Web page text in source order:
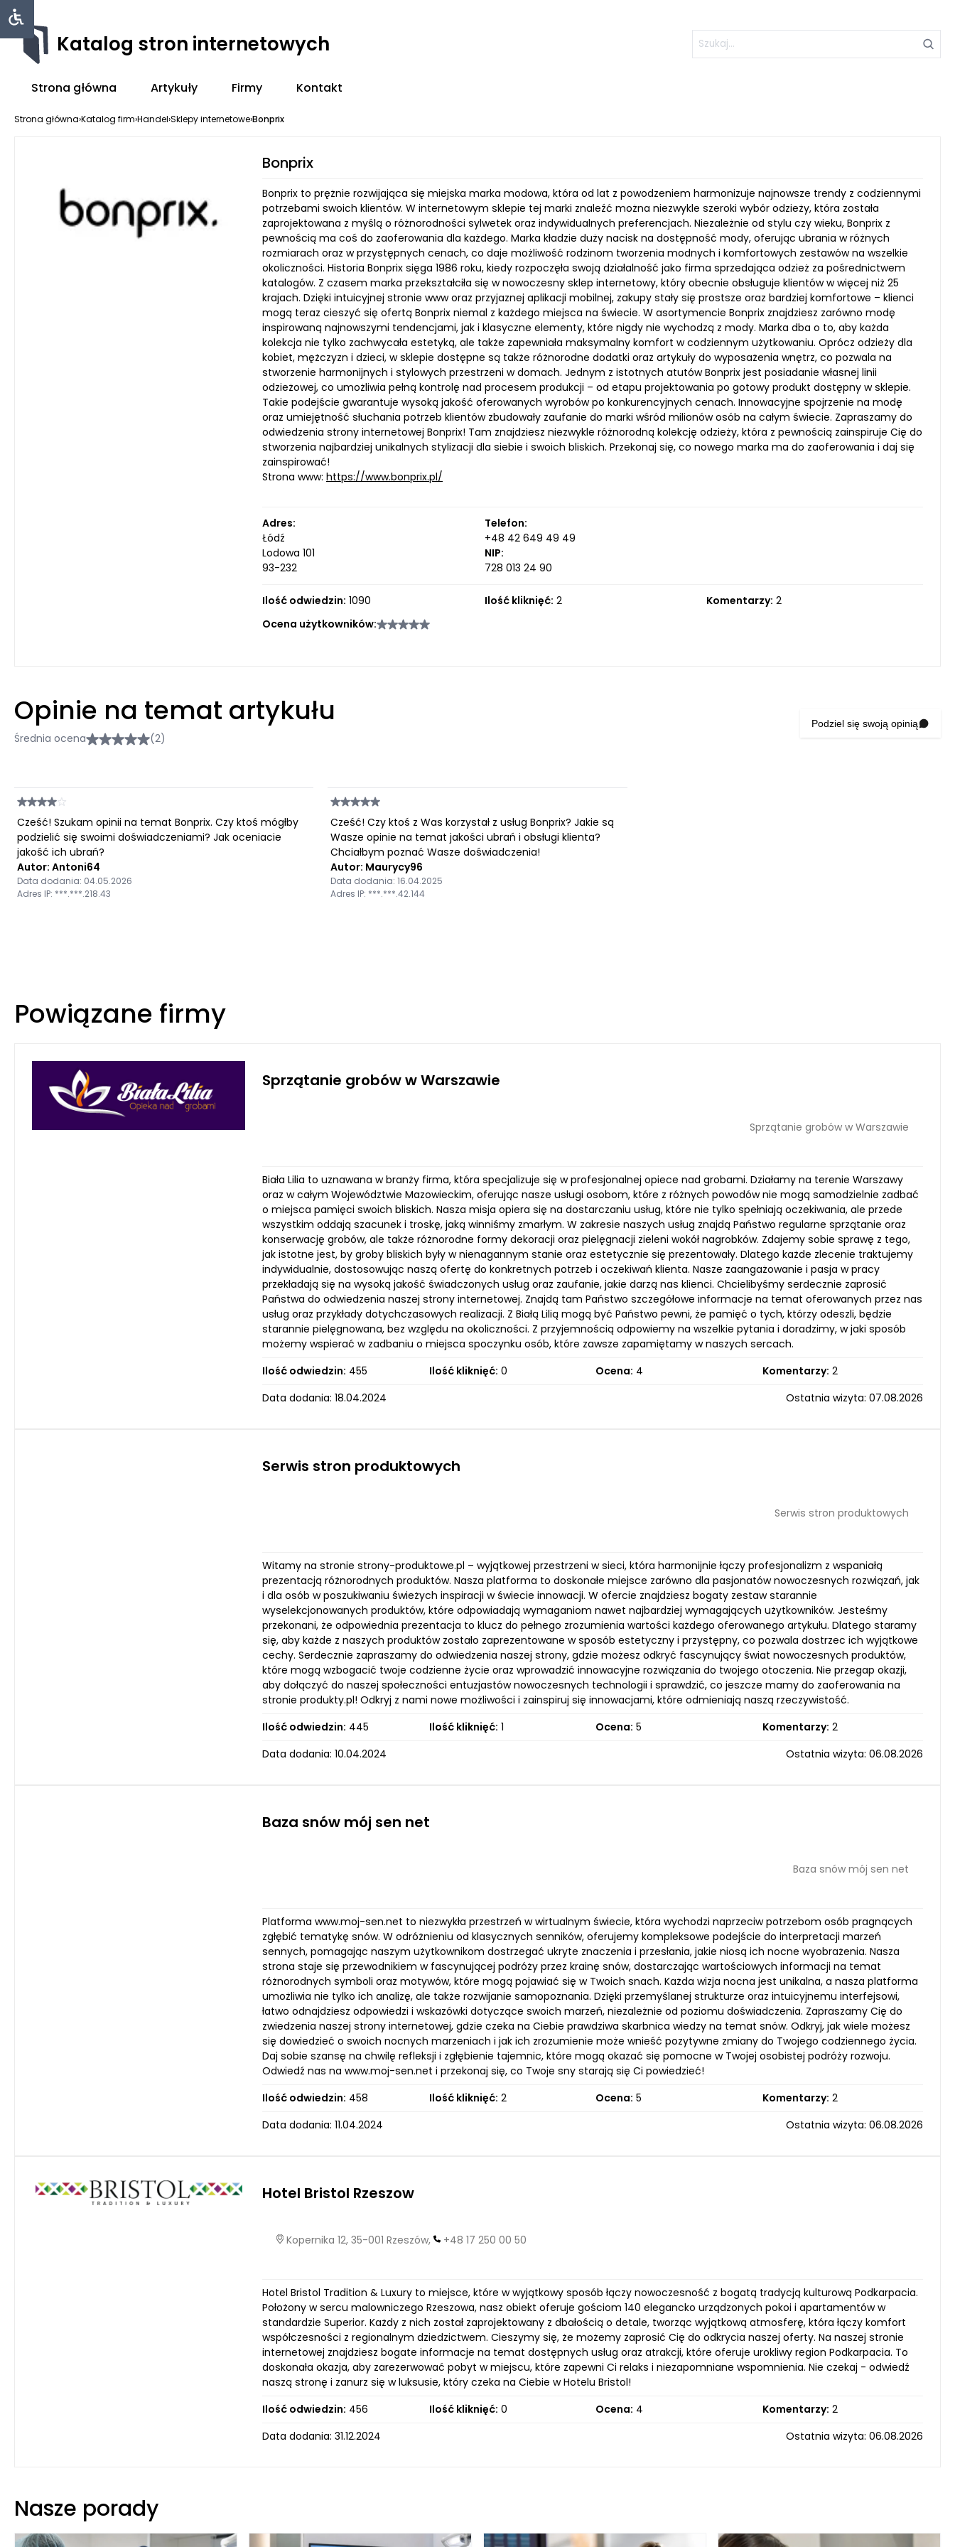
Katalog stron internetowych
Strona główna Artykuły Firmy Kontakt
Strona główna›Katalog firm›Handel›Sklepy internetowe›Bonprix
Bonprix
Bonprix to prężnie rozwijająca się miejska marka modowa, która od lat z powodzeniem harmonizuje najnowsze trendy z codziennymi
potrzebami swoich klientów. W internetowym sklepie tej marki znaleźć można niezwykle szeroki wybór odzieży, która została
zaprojektowana z myślą o różnorodności sylwetek oraz indywidualnych preferencjach. Niezależnie od stylu czy wieku, Bonprix z
pewnością ma coś do zaoferowania dla każdego. Marka kładzie duży nacisk na dostępność mody, oferując ubrania w różnych
rozmiarach oraz w przystępnych cenach, co daje możliwość rodzinom tworzenia modnych i komfortowych zestawów na wszelkie
okoliczności. Historia Bonprix sięga 1986 roku, kiedy rozpoczęła swoją działalność jako firma sprzedająca odzież za pośrednictwem
katalogów. Z czasem marka przekształciła się w nowoczesny sklep internetowy, który obecnie obsługuje klientów w więcej niż 25
krajach. Dzięki intuicyjnej stronie www oraz przyjaznej aplikacji mobilnej, zakupy stały się prostsze oraz bardziej komfortowe – klienci
mogą teraz cieszyć się ofertą Bonprix niemal z każdego miejsca na świecie. W asortymencie Bonprix znajdziesz zarówno modę
inspirowaną najnowszymi tendencjami, jak i klasyczne elementy, które nigdy nie wychodzą z mody. Marka dba o to, aby każda
kolekcja nie tylko zachwycała estetyką, ale także zapewniała maksymalny komfort w codziennym użytkowaniu. Oprócz odzieży dla
kobiet, mężczyzn i dzieci, w sklepie dostępne są także różnorodne dodatki oraz artykuły do wyposażenia wnętrz, co pozwala na
stworzenie harmonijnych i stylowych przestrzeni w domach. Jednym z istotnych atutów Bonprix jest posiadanie własnej linii
odzieżowej, co umożliwia pełną kontrolę nad procesem produkcji – od etapu projektowania po gotowy produkt dostępny w sklepie.
Takie podejście gwarantuje wysoką jakość oferowanych wyrobów po konkurencyjnych cenach. Innowacyjne spojrzenie na modę
oraz umiejętność słuchania potrzeb klientów zbudowały zaufanie do marki wśród milionów osób na całym świecie. Zapraszamy do
odwiedzenia strony internetowej Bonprix! Tam znajdziesz niezwykle różnorodną kolekcję odzieży, która z pewnością zainspiruje Cię do
stworzenia najbardziej unikalnych stylizacji dla siebie i swoich bliskich. Przekonaj się, co nowego marka ma do zaoferowania i daj się
zainspirować!
Strona www: https://www.bonprix.pl/
Adres:
Łódź
Lodowa 101
93-232
Telefon:
+48 42 649 49 49
NIP:
728 013 24 90
Ilość odwiedzin: 1090 Ilość kliknięć: 2 Komentarzy: 2
Ocena użytkowników:
Opinie na temat artykułu
Średnia ocena (2)
Podziel się swoją opinią
Cześć! Szukam opinii na temat Bonprix. Czy ktoś mógłby
podzielić się swoimi doświadczeniami? Jak oceniacie
jakość ich ubrań?
Autor: Antoni64
Data dodania: 04.05.2026
Adres IP: ***.***.218.43
Cześć! Czy ktoś z Was korzystał z usług Bonprix? Jakie są
Wasze opinie na temat jakości ubrań i obsługi klienta?
Chciałbym poznać Wasze doświadczenia!
Autor: Maurycy96
Data dodania: 16.04.2025
Adres IP: ***.***.42.144
Powiązane firmy
Sprzątanie grobów w Warszawie
Sprzątanie grobów w Warszawie
Biała Lilia to uznawana w branży firma, która specjalizuje się w profesjonalnej opiece nad grobami. Działamy na terenie Warszawy
oraz w całym Województwie Mazowieckim, oferując nasze usługi osobom, które z różnych powodów nie mogą samodzielnie zadbać
o miejsca pamięci swoich bliskich. Nasza misja opiera się na dostarczaniu usług, które nie tylko spełniają oczekiwania, ale przede
wszystkim oddają szacunek i troskę, jaką winniśmy zmarłym. W zakresie naszych usług znajdą Państwo regularne sprzątanie oraz
konserwację grobów, ale także różnorodne formy dekoracji oraz pielęgnacji zieleni wokół nagrobków. Zdajemy sobie sprawę z tego,
jak istotne jest, by groby bliskich były w nienagannym stanie oraz estetycznie się prezentowały. Dlatego każde zlecenie traktujemy
indywidualnie, dostosowując naszą ofertę do konkretnych potrzeb i oczekiwań klienta. Nasze zaangażowanie i pasja w pracy
przekładają się na wysoką jakość świadczonych usług oraz zaufanie, jakie darzą nas klienci. Chcielibyśmy serdecznie zaprosić
Państwa do odwiedzenia naszej strony internetowej. Znajdą tam Państwo szczegółowe informacje na temat oferowanych przez nas
usług oraz przykłady dotychczasowych realizacji. Z Białą Lilią mogą być Państwo pewni, że pamięć o tych, którzy odeszli, będzie
starannie pielęgnowana, bez względu na okoliczności. Z przyjemnością odpowiemy na wszelkie pytania i doradzimy, w jaki sposób
możemy wspierać w zadbaniu o miejsca spoczynku osób, które zawsze zapamiętamy w naszych sercach.
Ilość odwiedzin: 455 Ilość kliknięć: 0 Ocena: 4 Komentarzy: 2
Data dodania: 18.04.2024
Ostatnia wizyta: 07.08.2026
Serwis stron produktowych
Serwis stron produktowych
Witamy na stronie strony-produktowe.pl – wyjątkowej przestrzeni w sieci, która harmonijnie łączy profesjonalizm z wspaniałą
prezentacją różnorodnych produktów. Nasza platforma to doskonałe miejsce zarówno dla pasjonatów nowoczesnych rozwiązań, jak
i dla osób w poszukiwaniu świeżych inspiracji w świecie innowacji. W ofercie znajdziesz bogaty zestaw starannie
wyselekcjonowanych produktów, które odpowiadają wymaganiom nawet najbardziej wymagających użytkowników. Jesteśmy
przekonani, że odpowiednia prezentacja to klucz do pełnego zrozumienia wartości każdego oferowanego artykułu. Dlatego staramy
się, aby każde z naszych produktów zostało zaprezentowane w sposób estetyczny i przystępny, co pozwala dostrzec ich wyjątkowe
cechy. Serdecznie zapraszamy do odwiedzenia naszej strony, gdzie możesz odkryć fascynujący świat nowoczesnych produktów,
które mogą wzbogacić twoje codzienne życie oraz wprowadzić innowacyjne rozwiązania do twojego otoczenia. Nie przegap okazji,
aby dołączyć do naszej społeczności entuzjastów nowoczesnych technologii i sprawdzić, co jeszcze mamy do zaoferowania na
stronie produkty.pl! Odkryj z nami nowe możliwości i zainspiruj się innowacjami, które odmieniają naszą rzeczywistość.
Ilość odwiedzin: 445 Ilość kliknięć: 1 Ocena: 5 Komentarzy: 2
Data dodania: 10.04.2024
Ostatnia wizyta: 06.08.2026
Baza snów mój sen net
Baza snów mój sen net
Platforma www.moj-sen.net to niezwykła przestrzeń w wirtualnym świecie, która wychodzi naprzeciw potrzebom osób pragnących
zgłębić tematykę snów. W odróżnieniu od klasycznych senników, oferujemy kompleksowe podejście do interpretacji marzeń
sennych, pomagając naszym użytkownikom dostrzegać ukryte znaczenia i przesłania, jakie niosą ich nocne wyobrażenia. Nasza
strona staje się przewodnikiem w fascynującej podróży przez krainę snów, dostarczając wartościowych informacji na temat
różnorodnych symboli oraz motywów, które mogą pojawiać się w Twoich snach. Każda wizja nocna jest unikalna, a nasza platforma
umożliwia nie tylko ich analizę, ale także rozwijanie samopoznania. Dzięki przemyślanej strukturze oraz intuicyjnemu interfejsowi,
łatwo odnajdziesz odpowiedzi i wskazówki dotyczące swoich marzeń, niezależnie od poziomu doświadczenia. Zapraszamy Cię do
zwiedzenia naszej strony internetowej, gdzie czeka na Ciebie prawdziwa skarbnica wiedzy na temat snów. Odkryj, jak wiele możesz
się dowiedzieć o swoich nocnych marzeniach i jak ich zrozumienie może wnieść pozytywne zmiany do Twojego codziennego życia.
Daj sobie szansę na chwilę refleksji i zgłębienie tajemnic, które mogą okazać się pomocne w Twojej osobistej podróży rozwoju.
Odwiedź nas na www.moj-sen.net i przekonaj się, co Twoje sny starają się Ci powiedzieć!
Ilość odwiedzin: 458 Ilość kliknięć: 2 Ocena: 5 Komentarzy: 2
Data dodania: 11.04.2024
Ostatnia wizyta: 06.08.2026
Hotel Bristol Rzeszow
Kopernika 12, 35-001 Rzeszów, +48 17 250 00 50
Hotel Bristol Tradition & Luxury to miejsce, które w wyjątkowy sposób łączy nowoczesność z bogatą tradycją kulturową Podkarpacia.
Położony w sercu malowniczego Rzeszowa, nasz obiekt oferuje gościom 140 elegancko urządzonych pokoi i apartamentów w
standardzie Superior. Każdy z nich został zaprojektowany z dbałością o detale, tworząc wyjątkową atmosferę, która łączy komfort
współczesności z regionalnym dziedzictwem. Cieszymy się, że możemy zaprosić Cię do odkrycia naszej oferty. Na naszej stronie
internetowej znajdziesz bogate informacje na temat dostępnych usług oraz atrakcji, które oferuje urokliwy region Podkarpacia. To
doskonała okazja, aby zarezerwować pobyt w miejscu, które zapewni Ci relaks i niezapomniane wspomnienia. Nie czekaj - odwiedź
naszą stronę i zanurz się w luksusie, który czeka na Ciebie w Hotelu Bristol!
Ilość odwiedzin: 456 Ilość kliknięć: 0 Ocena: 4 Komentarzy: 2
Data dodania: 31.12.2024
Ostatnia wizyta: 06.08.2026
Nasze porady